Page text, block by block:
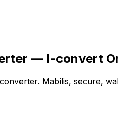
— I-convert
Mabilis, secure,